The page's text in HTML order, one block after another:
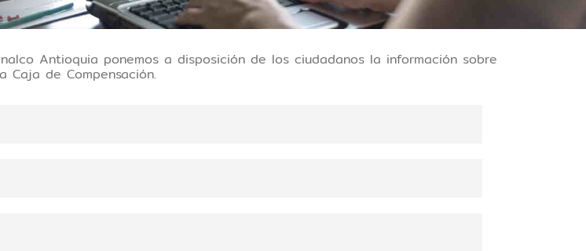
Antioquia ponemos a disposición de los ciudadanos la información sobre
Caja de Compensación.